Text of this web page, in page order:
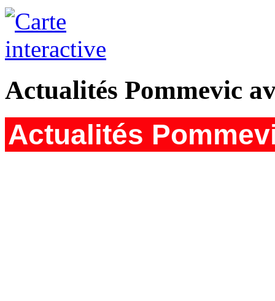
Actualités Pommevic
Actualités